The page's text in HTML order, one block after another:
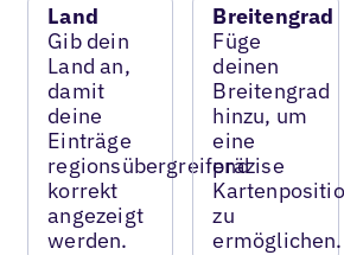
Land
Gib dein
Land an,
damit
deine
Einträge
regionsübergreifend
korrekt
angezeigt
werden.
Breitengrad
Füge
deinen
Breitengrad
hinzu, um
eine
präzise
zu
ermöglichen.